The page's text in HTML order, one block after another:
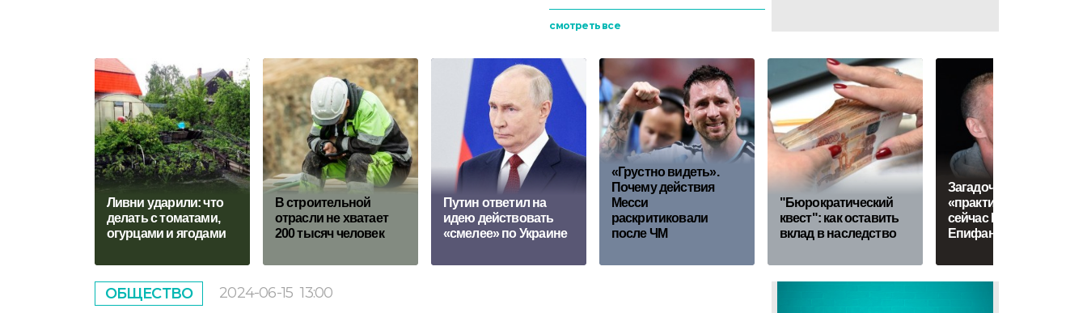
смотреть все
Ливни ударили: что
делать с томатами,
огурцами и ягодами
В строительной
отрасли не хватает
200 тысяч человек
Путин ответил на
идею действовать
«смелее» по Украине
«Грустно видеть».
Почему действия
Месси
раскритиковали
после ЧМ
"Бюрократический
квест": как оставить
вклад в наследство
Загадочные
«практики»: где
сейчас Владимир
Епифанцев
ОБЩЕСТВО 2024-06-15 13:00